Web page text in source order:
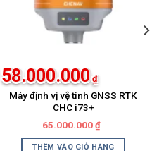
Máy định vị vệ tinh GNSS RTK
CHC i73+
65.000.000 ₫
là:
58.000.000 ₫
tại
THÊM VÀO GIỎ HÀNG